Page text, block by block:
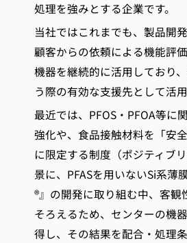
処理を強みとする企業です。
当社ではこれまでも、製品開
顧客からの依頼による機能評
機器を継続的に活用しており
う際の有効な支援先として活
最近では、PFOS・PFOA等に
強化や、食品接触材料を「安
に限定する制度（ポジティブ
景に、PFASを用いないSi系薄
®』の開発に取り組む中、客観
そろえるため、センターの機
得し、その結果を配合・処理